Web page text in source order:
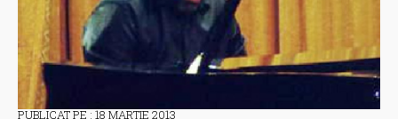
PUBLICAT PE : 18 MARTIE 2013